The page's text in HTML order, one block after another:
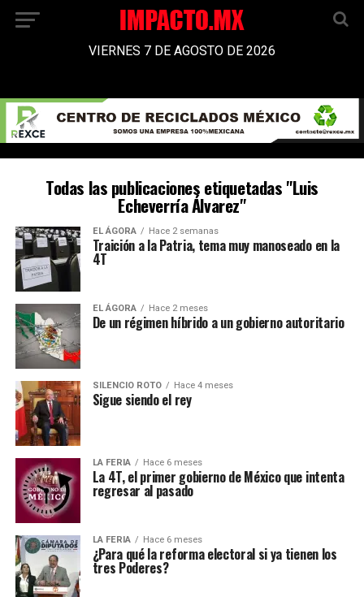
VIERNES 7 DE AGOSTO DE 2026
Todas las publicaciones etiquetadas "Luis
Echeverría Álvarez"
EL ÁGORA Hace 2 semanas
Traición a la Patria, tema muy manoseado en la
4T
EL ÁGORA Hace 2 meses
De un régimen híbrido a un gobierno autoritario
SILENCIO ROTO Hace 4 meses
Sigue siendo el rey
LA FERIA Hace 6 meses
La 4T, el primer gobierno de México que intenta
regresar al pasado
LA FERIA Hace 6 meses
¿Para qué la reforma electoral si ya tienen los
tres Poderes?